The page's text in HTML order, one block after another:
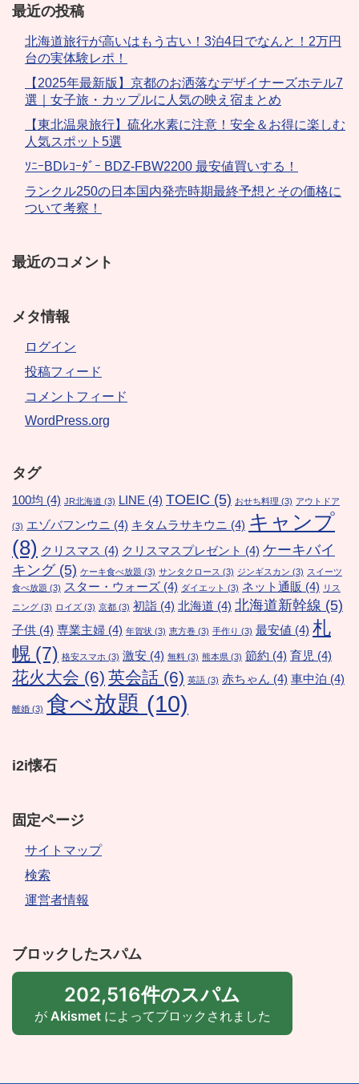
最近の投稿
北海道旅行が高いはもう古い！3泊4日でなんと！2万円
台の実体験レポ！
【2025年最新版】京都のお洒落なデザイナーズホテル7
選｜女子旅・カップルに人気の映え宿まとめ
【東北温泉旅行】硫化水素に注意！安全＆お得に楽しむ
人気スポット5選
ｿﾆｰBDﾚｺｰﾀﾞｰ BDZ-FBW2200 最安値買いする！
ランクル250の日本国内発売時期最終予想とその価格に
ついて考察！
最近のコメント
メタ情報
ログイン
投稿フィード
コメントフィード
WordPress.org
タグ
100均 (4) JR北海道 (3) LINE (4) TOEIC (5) おせち料理 (3) アウトドア
(3) エゾバフンウニ (4) キタムラサキウニ (4) キャンプ
(8) クリスマス (4) クリスマスプレゼント (4) ケーキバイ
キング(5) ケーキ食べ放題 (3) サンタクロース (3) ジンギスカン (3) スイーツ
食べ放題 (3) スター・ウォーズ (4) ダイエット (3) ネット通販 (4) リス
ニング (3) ロイズ (3) 京都 (3) 初詣 (4) 北海道 (4) 北海道新幹線 (5)
子供 (4) 専業主婦 (4) 年賀状 (3) 恵方巻 (3) 手作り (3) 最安値 (4) 札
幌 (7) 格安スマホ (3) 激安 (4) 無料 (3) 熊本県 (3) 節約 (4) 育児 (4)
花火大会 (6) 英会話 (6) 英語 (3) 赤ちゃん (4) 車中泊 (4)
離婚 (3) 食べ放題 (10)
i2i懐石
固定ページ
サイトマップ
検索
運営者情報
ブロックしたスパム
202,516件のスパム
が Akismetによってブロックされました